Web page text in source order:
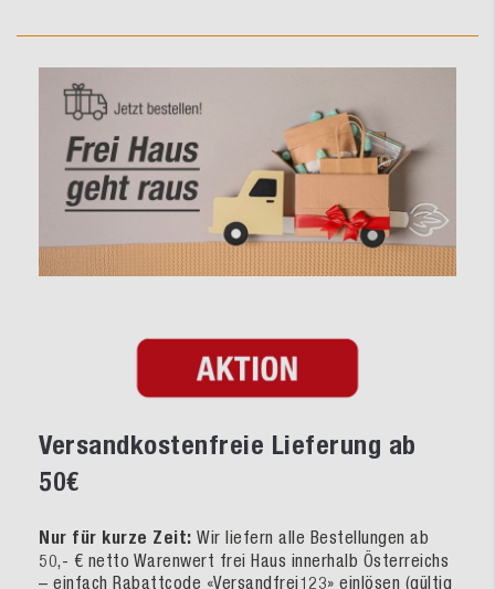
Versandkostenfreie Lieferung ab
50€
Nur für kurze Zeit: Wir liefern alle Bestellungen ab
50,- € netto Warenwert frei Haus innerhalb Österreichs
– einfach Rabattcode «Versandfrei123» einlösen (gültig